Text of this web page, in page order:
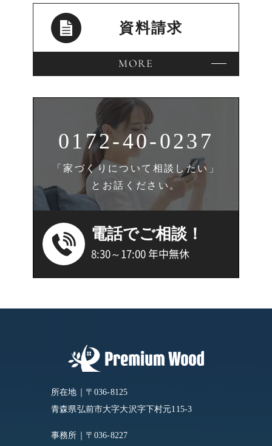
資料請求
MORE
電話でご相談！
8:30～17:00 年中無休
0172-40-0237
「家づくりについて相談したい」
とお話ください。
所在地｜〒036-8125
青森県弘前市大字大沢字下村元115-3
事務所｜〒036-8227